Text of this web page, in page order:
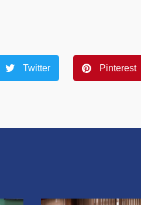
Twitter Pinterest